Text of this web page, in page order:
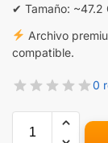
✔ Tamaño: ~47.2
Archivo
compatible.
0